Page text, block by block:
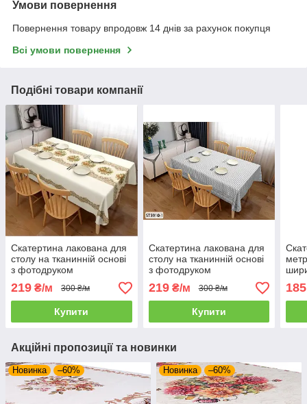
Умови повернення
Повернення товару впродовж 14 днів за рахунок покупця
Всі умови повернення
Подібні товари компанії
Скатертина лакована для
столу на тканинній основі
з фотодруком
219 ₴/м 300 ₴/м
Купити
Скатертина лакована для
столу на тканинній основі
з фотодруком
219₴/м 300 ₴/м
Купити
185
Акційні пропозиції та новинки
Новинка –60% Новинка –60%